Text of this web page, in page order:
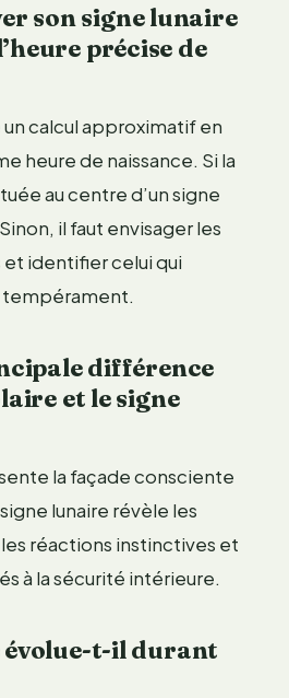
son signe lunaire
précise de
calcul approximatif en
heure de naissance. Si la
au centre d’un signe
il faut envisager les
identifier celui qui
différence
et le signe
la façade consciente
lunaire révèle les
réactions instinctives et
à la sécurité intérieure.
évolue-t-il durant